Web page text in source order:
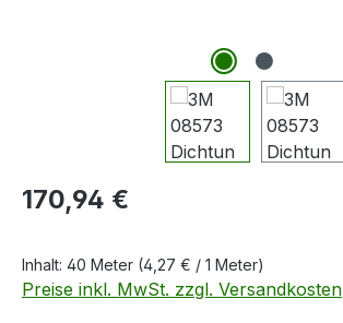
Regulärer Preis:
170,94 €
Inhalt: 40 Meter (4,27 € / 1 Meter)
Preise inkl. MwSt. zzgl. Versandkosten